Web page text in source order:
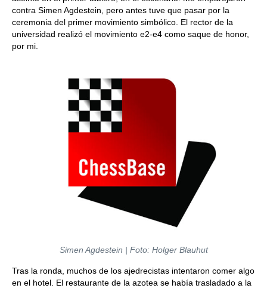
contra Simen Agdestein, pero antes tuve que pasar por la
ceremonia del primer movimiento simbólico. El rector de la
universidad realizó el movimiento e2-e4 como saque de honor,
por mi.
Simen Agdestein | Foto: Holger Blauhut
Tras la ronda, muchos de los ajedrecistas intentaron comer algo
en el hotel. El restaurante de la azotea se había trasladado a la